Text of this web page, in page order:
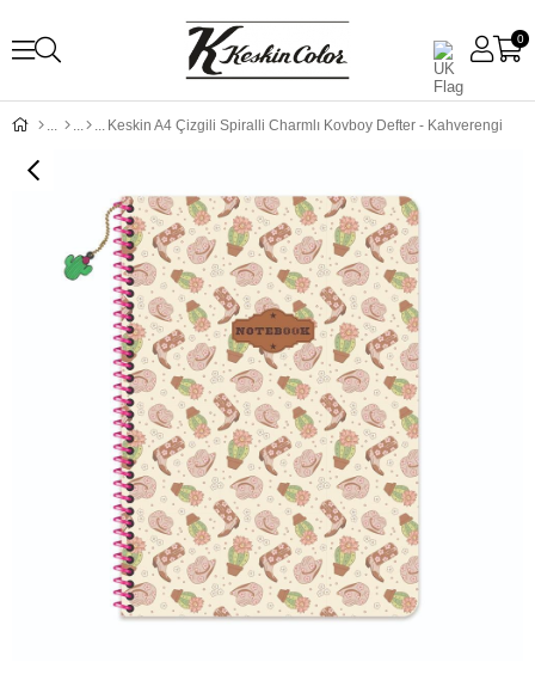
0
Keskin A4 Çizgili Spiralli Charmlı Kovboy Defter - Kahverengi